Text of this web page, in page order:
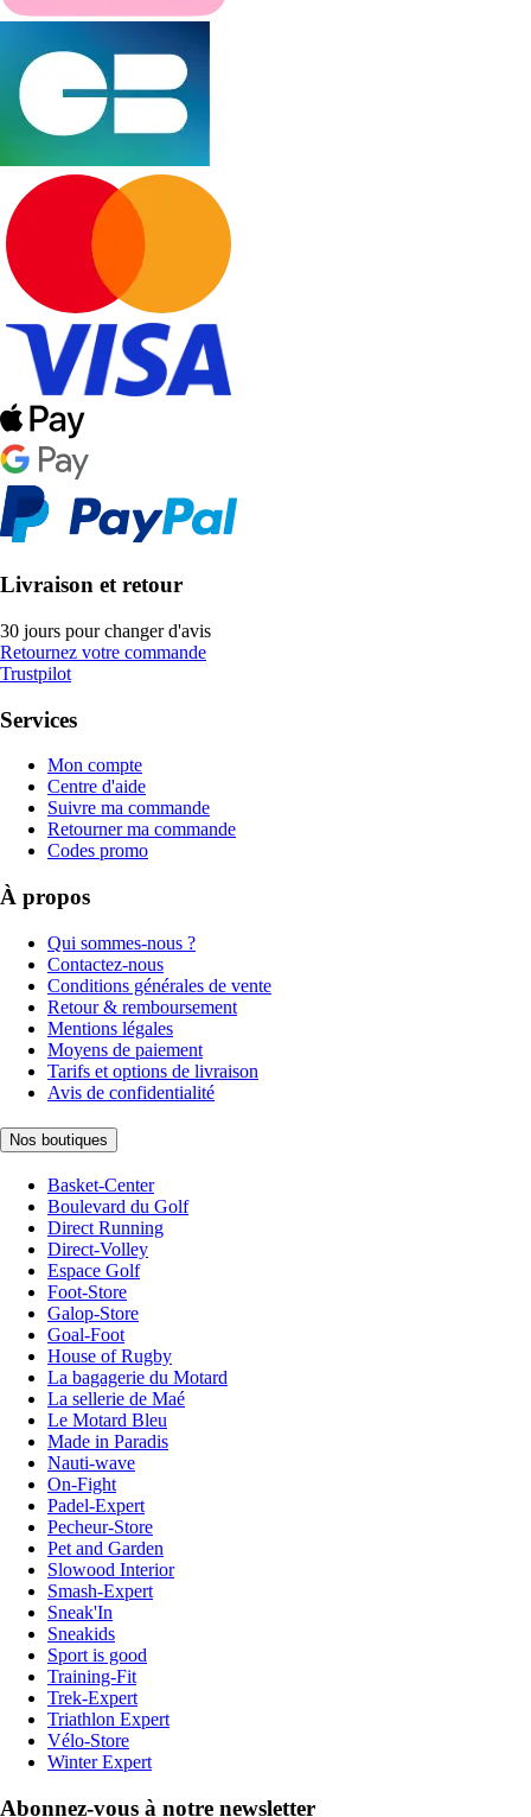
Livraison et retour
30 jours pour changer d'avis
Retournez votre commande
Trustpilot
Services
Mon compte
Centre d'aide
Suivre ma commande
Retourner ma commande
Codes promo
À propos
Qui sommes-nous ?
Contactez-nous
Conditions générales de vente
Retour & remboursement
Mentions légales
Moyens de paiement
Tarifs et options de livraison
Avis de confidentialité
Nos boutiques
Basket-Center
Boulevard du Golf
Direct Running
Direct-Volley
Espace Golf
Foot-Store
Galop-Store
Goal-Foot
House of Rugby
La bagagerie du Motard
La sellerie de Maé
Le Motard Bleu
Made in Paradis
Nauti-wave
On-Fight
Padel-Expert
Pecheur-Store
Pet and Garden
Slowood Interior
Smash-Expert
Sneak'In
Sneakids
Sport is good
Training-Fit
Trek-Expert
Triathlon Expert
Vélo-Store
Winter Expert
Abonnez-vous à notre newsletter